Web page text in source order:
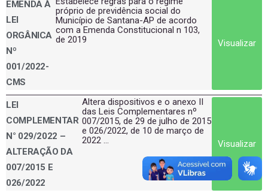
EMENDA À
LEI
ORGÂNICA
Nº
001/2022-
CMS
próprio de previdência social do
Município de Santana-AP de acordo
com a Emenda Constitucional n 103,
de 2019
Visualizar
LEI
COMPLEMENTAR
N° 029/2022 –
ALTERAÇÃO DA
007/2015 E
026/2022
Altera dispositivos e o anexo II
das Leis Complementares nº
007/2015, de 29 de julho de 2015
e 026/2022, de 10 de março de
2022 ...
Visualizar